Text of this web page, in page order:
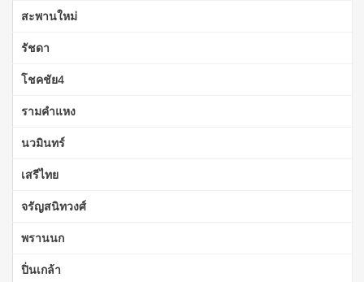
สะพานใหม่
รัชดา
โชคชัย4
รามคำแหง
นวมินทร์
เสรีไทย
จรัญสนิทวงศ์
พรานนก
ปิ่นเกล้า